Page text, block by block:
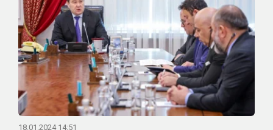
18.01.2024 14:51